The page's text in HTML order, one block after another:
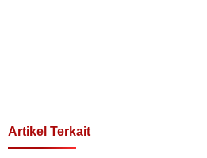
Artikel Terkait